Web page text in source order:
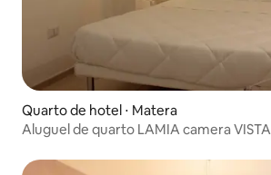
Quarto de hotel ⋅ Matera
Aluguel de quarto LAMIA camera VISTA